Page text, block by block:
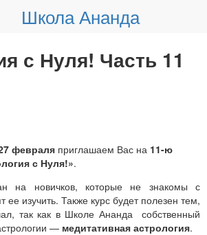
Школа Ананда
с Нуля! Часть 11
февраля приглашаем Вас на 11-ю
с Нуля!».
на новичков, которые не знакомы с
ее изучить. Также курс будет полезен тем,
так как в Школе Ананда собственный
— медитативная астрология.